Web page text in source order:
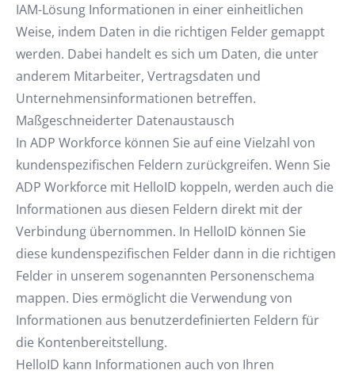
IAM-Lösung Informationen in einer einheitlichen
Weise, indem Daten in die richtigen Felder gemappt
werden. Dabei handelt es sich um Daten, die unter
anderem Mitarbeiter, Vertragsdaten und
Unternehmensinformationen betreffen.
Maßgeschneiderter Datenaustausch
In ADP Workforce können Sie auf eine Vielzahl von
kundenspezifischen Feldern zurückgreifen. Wenn Sie
ADP Workforce mit HelloID koppeln, werden auch die
Informationen aus diesen Feldern direkt mit der
Verbindung übernommen. In HelloID können Sie
diese kundenspezifischen Felder dann in die richtigen
Felder in unserem sogenannten Personenschema
mappen. Dies ermöglicht die Verwendung von
Informationen aus benutzerdefinierten Feldern für
die Kontenbereitstellung.
HelloID kann Informationen auch von Ihren